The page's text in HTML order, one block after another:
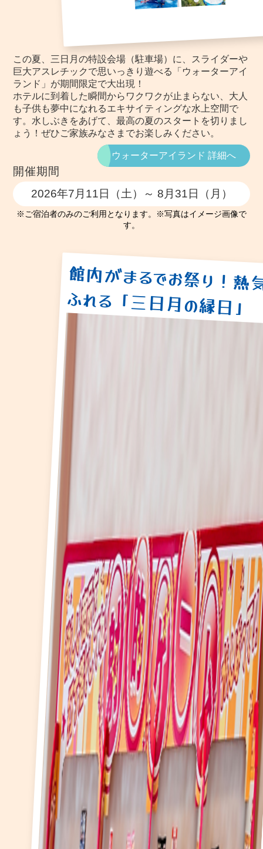
この夏、三日月の特設会場（駐車場）に、スライダーや
巨大アスレチックで思いっきり遊べる「ウォーターアイ
ランド」が期間限定で大出現！
ホテルに到着した瞬間からワクワクが止まらない、大人
も子供も夢中になれるエキサイティングな水上空間で
す。水しぶきをあげて、最高の夏のスタートを切りまし
ょう！ぜひご家族みなさまでお楽しみください。
ウォーターアイランド 詳細へ
開催期間
2026年7月11日（土）～ 8月31日（月）
※ご宿泊者のみのご利用となります。※写真はイメージ画像で
す。
館内がまるでお祭り！熱
ふれる「三日月の縁日」